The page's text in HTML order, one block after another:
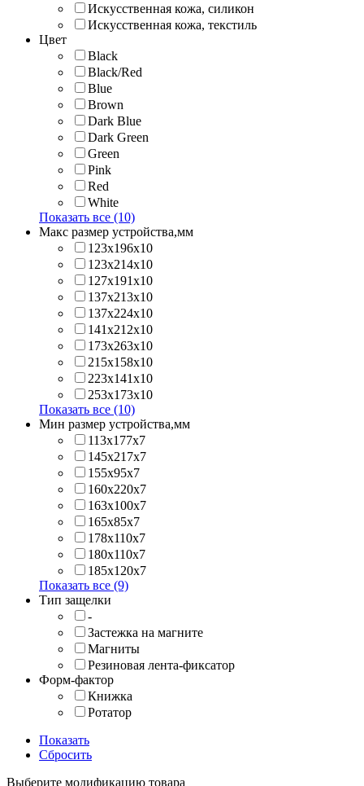
Искусственная кожа, силикон
Искусственная кожа, текстиль
Цвет
Black
Black/Red
Blue
Brown
Dark Blue
Dark Green
Green
Pink
Red
White
Показать все (10)
Макс размер устройства,мм
123х196х10
123х214x10
127х191х10
137х213х10
137х224x10
141х212х10
173х263x10
215х158x10
223х141x10
253х173x10
Показать все (10)
Мин размер устройства,мм
113x177x7
145x217x7
155x95x7
160x220x7
163x100x7
165x85x7
178x110x7
180x110x7
185x120x7
Показать все (9)
Тип защелки
-
Застежка на магните
Магниты
Резиновая лента-фиксатор
Форм-фактор
Книжка
Ротатор
Показать
Сбросить
Выберите модификацию товара